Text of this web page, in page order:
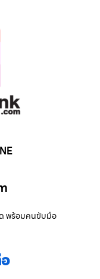
ด พร้อมคนขับมือ